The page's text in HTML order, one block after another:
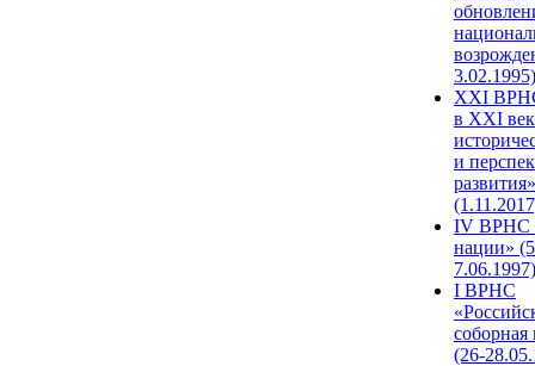
3.02.1995)
XХI
в XXI
и
развития»
IV ВРНС
нации»
7.06.1997)
I ВРНС
(26-